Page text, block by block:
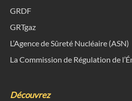
GRDF
GRTgaz
L’Agence de Sûreté Nucléaire (ASN)
La Commission de Régulation de
Découvrez